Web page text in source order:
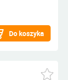
Do koszyka